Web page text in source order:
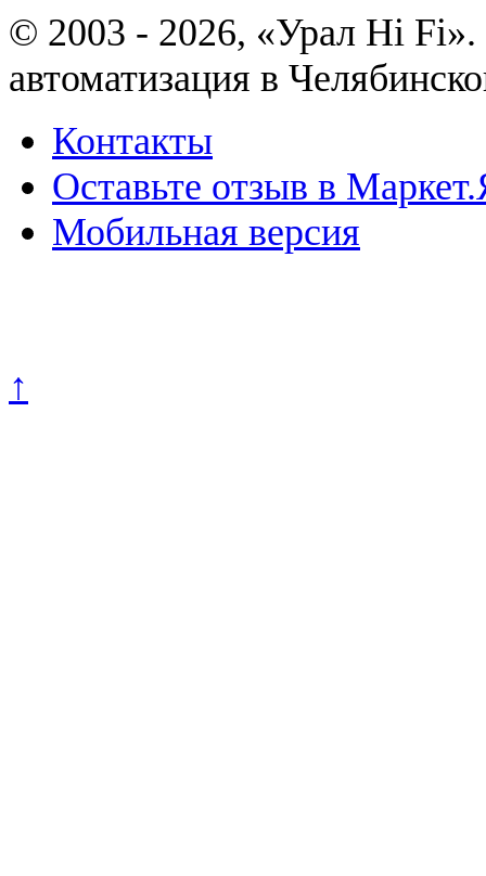
© 2003 - 2026, «Урал Hi
автоматизация в
Контакты
Оставьте отзыв в
Мобильная версия
↑